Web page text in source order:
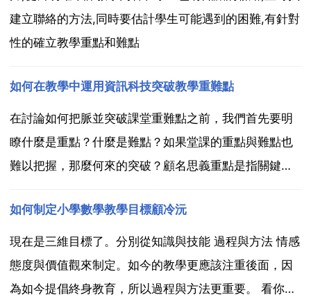
建立聯絡的方法,同時要估計學生可能遇到的困難,有針對
性的確立教學重點和難點
如何在教學中運用資訊科技突破教學重難點
在討論如何把脈並突破課堂重難點之前，我們首先要明
瞭什麼是重點？什麼是難點？如果堂課的重點與難點也
難以把握，那麼何來的突破？顧名思義重點是指關鍵性
迎刃而解。而難點主要是指教材中那些對大多數學生來
說認為比較難以理解 難以掌握的知識和技能。教材中的
一些重點很...
如何制定小學數學教學目標顧冷沅
現在是三維目標了。分別從知識與技能 過程與方法 情感
態度與價值觀來制定。如今的教學更應該注重後面，因
為如今提倡終身教育，所以過程與方法更重要。 看你的